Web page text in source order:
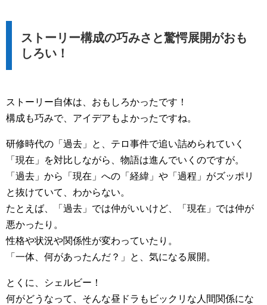
ストーリー構成の巧みさと驚愕展開がおも
しろい！
ストーリー自体は、おもしろかったです！
構成も巧みで、アイデアもよかったですね。
研修時代の「過去」と、テロ事件で追い詰められていく
「現在」を対比しながら、物語は進んでいくのですが。
「過去」から「現在」への「経緯」や「過程」がズッポリ
と抜けていて、わからない。
たとえば、「過去」では仲がいいけど、「現在」では仲が
悪かったり。
性格や状況や関係性が変わっていたり。
「一体、何があったんだ？」と、気になる展開。
とくに、シェルビー！
何がどうなって、そんな昼ドラもビックリな人間関係にな